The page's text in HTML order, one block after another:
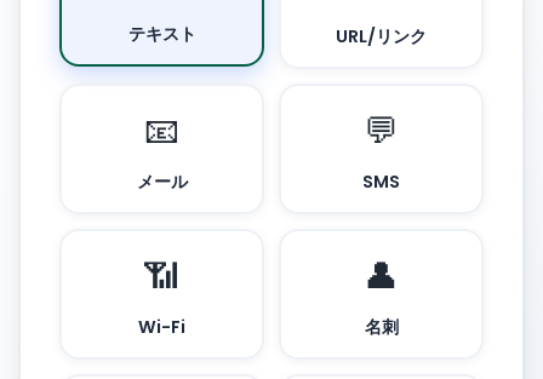
テキスト URL/リンク
📧
メール
💬
SMS
📶
Wi-Fi
👤
名刺